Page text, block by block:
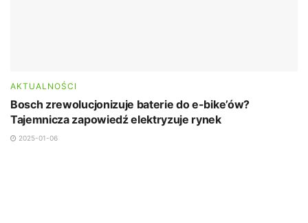
AKTUALNOŚCI
Bosch zrewolucjonizuje baterie do e-bike’ów?
Tajemnicza zapowiedź elektryzuje rynek
2025-01-06